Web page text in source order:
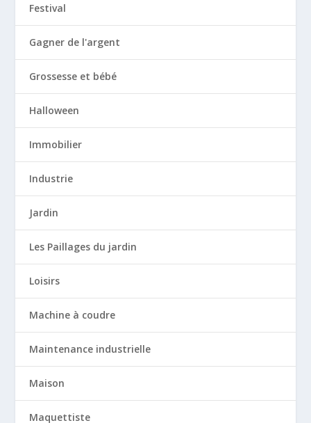
Festival
Gagner de l'argent
Grossesse et bébé
Halloween
Immobilier
Industrie
Jardin
Les Paillages du jardin
Loisirs
Machine à coudre
Maintenance industrielle
Maison
Maquettiste